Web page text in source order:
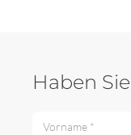
Haben Sie